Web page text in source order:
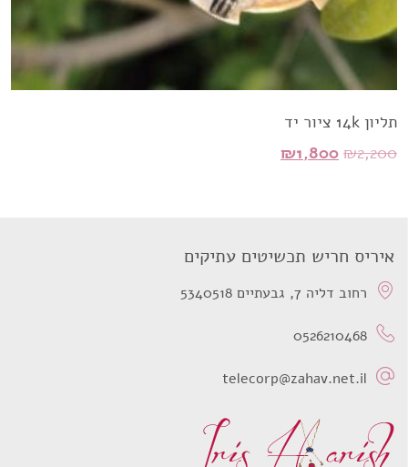
תליון 14k ציור יד
₪2,200
המחיר₪1,800
המחיר
איריס חריש תכשיטים עתיקים
רחוב דליה 7, גבעתיים 5340518
0526210468
telecorp@zahav.net.il